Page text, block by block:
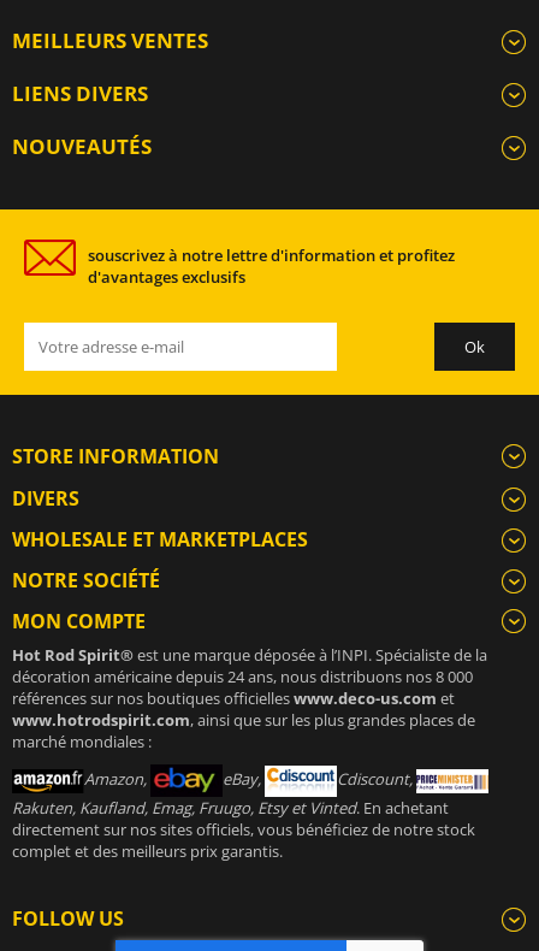
MEILLEURS VENTES
LIENS DIVERS
NOUVEAUTÉS
souscrivez à notre lettre d'information et profitez
d'avantages exclusifs
STORE INFORMATION
DIVERS
WHOLESALE ET MARKETPLACES
NOTRE SOCIÉTÉ
MON COMPTE
Hot Rod Spirit®est une marque déposée à l’INPI. Spécialiste de la
décoration américaine depuis 24 ans, nous distribuons nos 8 000
références sur nos boutiques officielleswww.deco-us.com et
www.hotrodspirit.com, ainsi que sur les plus grandes places de
marché mondiales :
Amazon,
eBay,
Cdiscount,
Rakuten, Kaufland, Emag, Fruugo, Etsy et Vinted. En achetant
directement sur nos sites officiels, vous bénéficiez de notre stock
complet et des meilleurs prix garantis.
FOLLOW US